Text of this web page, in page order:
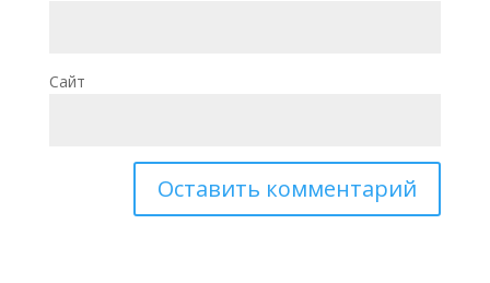
Сайт